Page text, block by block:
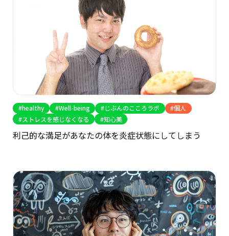
healthy Well-being じぶんのこころラボ
個人
ストレスを感じなくなる
知心美
利己的な満足があなたの体を炎症状態にしてしまう